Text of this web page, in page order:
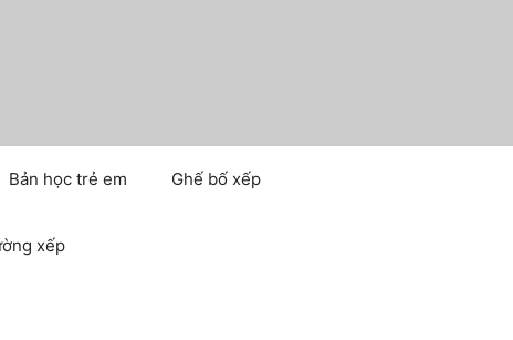
Bản học trẻ em Ghế bố xếp
xếp